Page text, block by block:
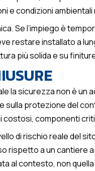
e condizioni
Se l’impiego è
restare installato a
più solida e su
la sicurezza non è un
sulla protezione del
costosi, componenti
di rischio reale del
rispetto a un cantiere
al contesto, non